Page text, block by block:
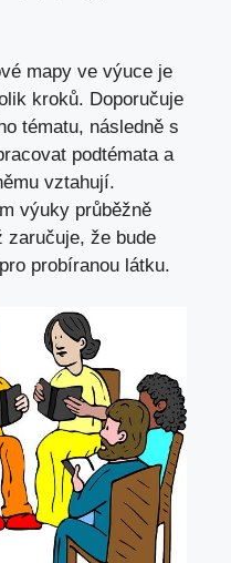
mapy ve výuce je
kroků. Doporučuje
tématu, následně s
podtémata a
vztahují.
výuky průběžně
zaručuje, že bude
probíranou látku.